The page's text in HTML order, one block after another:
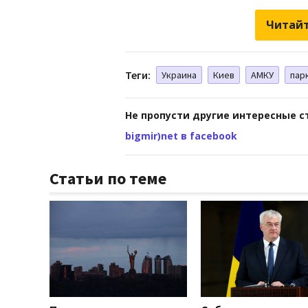
Теги: Украина Киев АМКУ
Не пропусти другие интересные
bigmir)net в facebook
Статьи по теме